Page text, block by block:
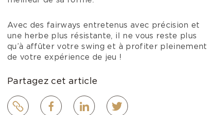
Avec des fairways entretenus avec précision et
une herbe plus résistante, il ne vous reste plus
qu’à affûter votre swing et à profiter pleinement
de votre expérience de jeu !
Partagez cet article
Lien FacebookLinkedIn Twitter